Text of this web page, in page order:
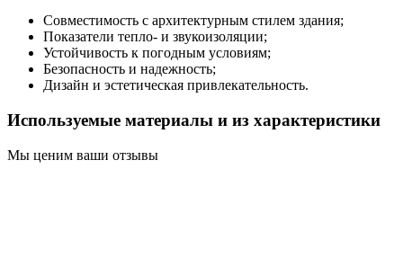
Совместимость с архитектурным стилем здания;
Показатели тепло- и звукоизоляции;
Устойчивость к погодным условиям;
Безопасность и надежность;
Дизайн и эстетическая привлекательность.
Используемые материалы и из характеристики
Мы ценим ваши отзывы